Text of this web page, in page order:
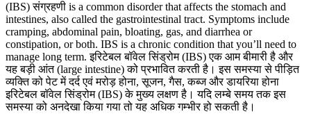
(IBS) संग्रहणी is a common disorder that affects the stomach and
intestines, also called the gastrointestinal tract. Symptoms include
cramping, abdominal pain, bloating, gas, and diarrhea or
constipation, or both. IBS is a chronic condition that you’ll need to
manage long term. इरिटेबल बॉवेल सिंड्रोम (IBS) एक आम बीमारी है और
यह बड़ी आंत (large intestine) को प्रभावित करती है। इस समस्या से पीड़ित
व्यक्ति को पेट में दर्द एवं मरोड़ होना, सूजन, गैस, कब्ज और डायरिया होना
इरिटेबल बॉवेल सिंड्रोम (IBS) के मुख्य लक्षण है। यदि लम्बे समय तक इस
समस्या को अनदेखा किया गया तो यह अधिक गम्भीर हो सकती है।